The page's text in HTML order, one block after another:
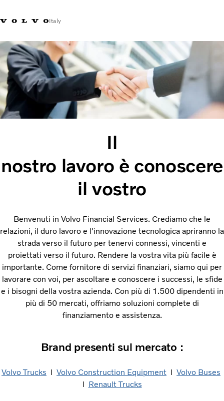
Italy
Market Selector
Il
nostro lavoro è conoscere
il vostro ​
Benvenuti in Volvo Financial Services. Crediamo che le
relazioni, il duro lavoro e l'innovazione tecnologica apriranno la
strada verso il futuro per tenervi connessi, vincenti e
proiettati verso il futuro. Rendere la vostra vita più facile è
importante. Come fornitore di servizi finanziari, siamo qui per
lavorare con voi, per ascoltare e conoscere i successi, le sfide
e i bisogni della vostra azienda. Con più di 1.500 dipendenti in
più di 50 mercati, offriamo soluzioni complete di
finanziamento e assistenza.​
Brand presenti sul mercato :​
Volvo Trucks ​ l Volvo Construction Equipment ​ l Volvo Buses
l Renault Trucks